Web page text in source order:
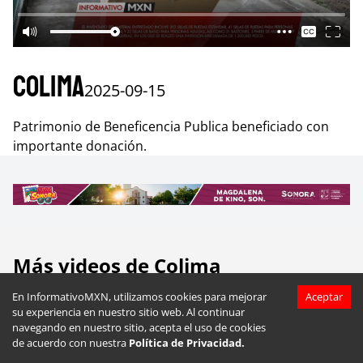
En InformativoMXN, utilizamos cookies para mejorar
su experiencia en nuestro sitio web. Al continuar
navegando en nuestro sitio, acepta el uso de cookies
de acuerdo con nuestra Política de Privacidad.
Aceptar
Colima2025-09-15
Patrimonio de Beneficencia Publica beneficiado con
importante donación.
Más videos de Colima